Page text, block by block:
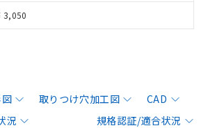
3,050
取りつけ穴加工図
CAD
況
規格認証/適合状況